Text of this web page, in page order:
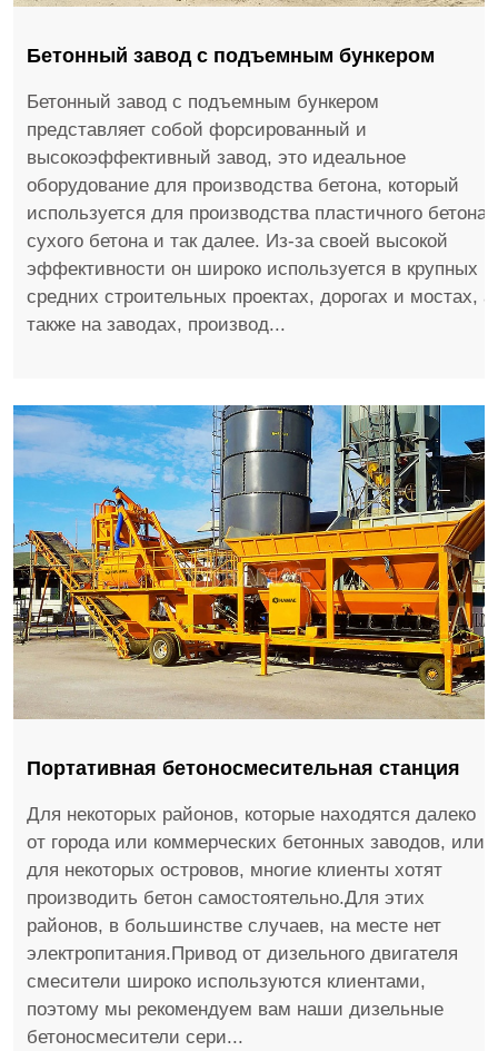
Бетонный завод с подъемным бункером
Бетонный завод с подъемным бункером
представляет собой форсированный и
высокоэффективный завод, это идеальное
оборудование для производства бетона, который
используется для производства пластичного бетона,
сухого бетона и так далее. Из-за своей высокой
эффективности он широко используется в крупных и
средних строительных проектах, дорогах и мостах, а
также на заводах, производ...
Портативная бетоносмесительная станция
Для некоторых районов, которые находятся далеко
от города или коммерческих бетонных заводов, или
для некоторых островов, многие клиенты хотят
производить бетон самостоятельно.Для этих
районов, в большинстве случаев, на месте нет
электропитания.Привод от дизельного двигателя
смесители широко используются клиентами,
поэтому мы рекомендуем вам наши дизельные
бетоносмесители сери...